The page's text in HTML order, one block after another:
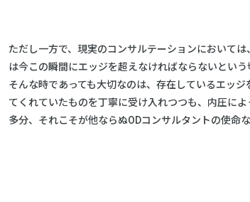
ただし一方で、現実のコンサルテーションにおいて
は今この瞬間にエッジを超えなければならないとい
そんな時であっても大切なのは、存在しているエッ
てくれていたものを丁寧に受け入れつつも、内圧に
多分、それこそが他ならぬODコンサルタントの使命